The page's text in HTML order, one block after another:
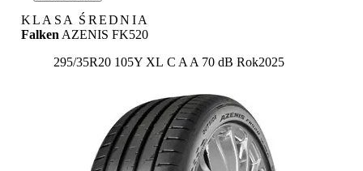
KLASA ŚREDNIA
Falken AZENIS FK520
295/35R20 105Y XL Etykieta:
C A A 70 dB Rok2025